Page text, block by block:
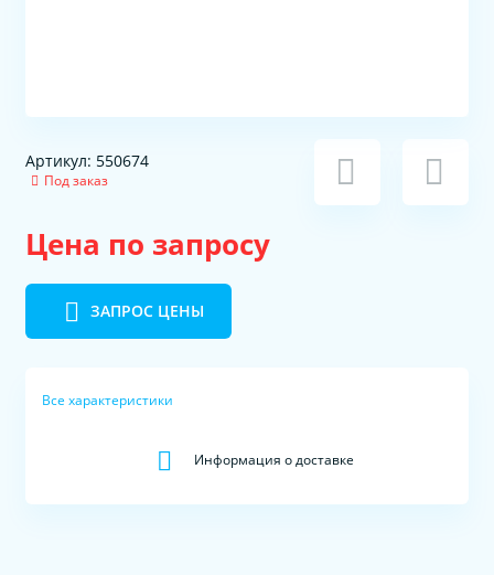
Артикул: 550674
Под заказ
Цена по запросу
ЗАПРОС ЦЕНЫ
Все характеристики
Информация о доставке